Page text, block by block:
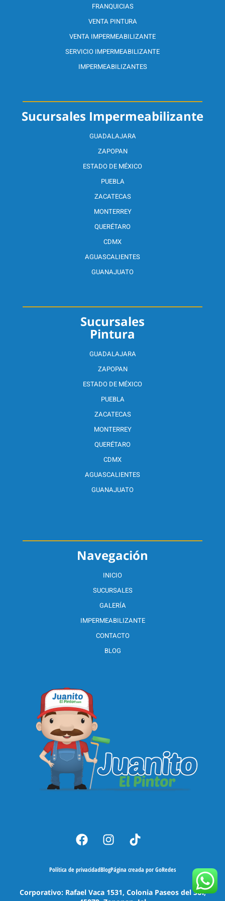
Navegación
INICIO
SUCURSALES
GALERÍA
IMPERMEABILIZANTE
CONTACTO
BLOG
Sucursales
Pintura
GUADALAJARA
ZAPOPAN
ESTADO DE MÉXICO
PUEBLA
ZACATECAS
MONTERREY
QUERÉTARO
CDMX
AGUASCALIENTES
GUANAJUATO
Sucursales Impermeabilizante
GUADALAJARA
ZAPOPAN
ESTADO DE MÉXICO
PUEBLA
ZACATECAS
MONTERREY
QUERÉTARO
CDMX
AGUASCALIENTES
GUANAJUATO
FRANQUICIAS
VENTA PINTURA
VENTA IMPERMEABILIZANTE
SERVICIO IMPERMEABILIZANTE
IMPERMEABILIZANTES
Política de privacidadBlogPágina creada por GoRedes
Corporativo: Rafael Vaca 1531, Colonia Paseos del Sol,